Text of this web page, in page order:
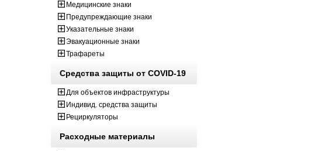
Медицинские знаки
Предупреждающие знаки
Указательные знаки
Эвакуационные знаки
Трафареты
Средства защиты от COVID-19
Для объектов инфраструктуры
Индивид. средства защиты
Рециркуляторы
Расходные материалы